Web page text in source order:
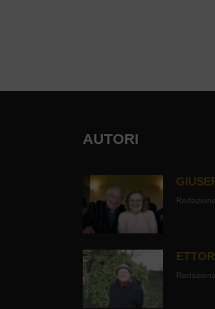
AUTORI
Redazione
Redazione